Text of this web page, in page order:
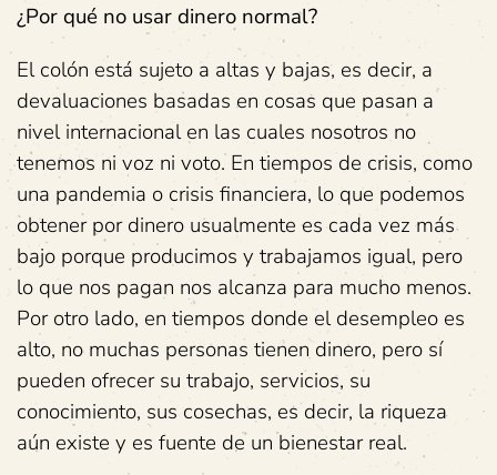
¿Por qué no usar dinero normal?
El colón está sujeto a altas y bajas, es decir, a
devaluaciones basadas en cosas que pasan a
nivel internacional en las cuales nosotros no
tenemos ni voz ni voto. En tiempos de crisis, como
una pandemia o crisis financiera, lo que podemos
obtener por dinero usualmente es cada vez más
bajo porque producimos y trabajamos igual, pero
lo que nos pagan nos alcanza para mucho menos.
Por otro lado, en tiempos donde el desempleo es
alto, no muchas personas tienen dinero, pero sí
pueden ofrecer su trabajo, servicios, su
conocimiento, sus cosechas, es decir, la riqueza
aún existe y es fuente de un bienestar real.